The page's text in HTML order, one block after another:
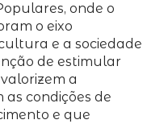
onde o
o eixo
e a sociedade
de estimular
a
condições de
e que